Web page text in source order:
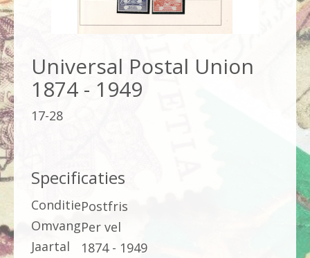
Universal Postal Union
1874 - 1949
17-28
Specificaties
ConditiePostfris
OmvangPer vel
Jaartal
1874 - 1949